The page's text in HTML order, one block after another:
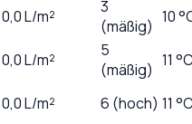
0,0L/m²
3
(mäßig) 10
0,0L/m²
5
(mäßig) 11
0,0L/m² 6 (hoch) 11